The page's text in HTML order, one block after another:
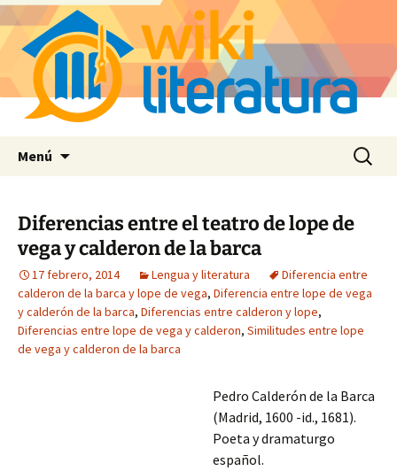
Menú Buscar:
Diferencias entre el teatro de lope de
vega y calderon de la barca
17 febrero, 2014 Lengua y literatura
Diferencia entre
calderon de la barca y lope de vega, Diferencia entre lope de vega
y calderón de la barca, Diferencias entre calderon y lope,
Diferencias entre lope de vega y calderon, Similitudes entre lope
de vega y calderon de la barca
Pedro Calderón de la Barca
(Madrid, 1600 -id., 1681).
Poeta y dramaturgo
español.